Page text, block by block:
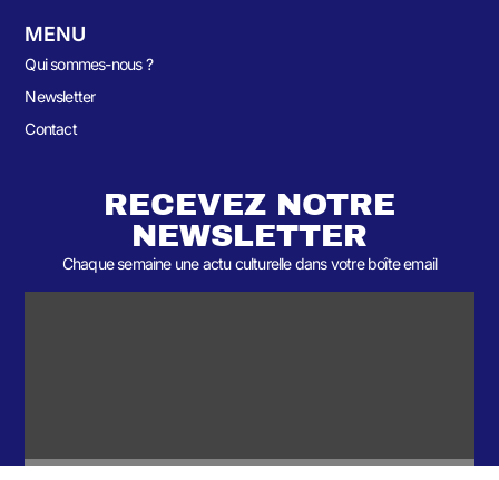
MENU
Qui sommes-nous ?
Newsletter
Contact
RECEVEZ NOTRE
NEWSLETTER
Chaque semaine une actu culturelle dans votre boîte email